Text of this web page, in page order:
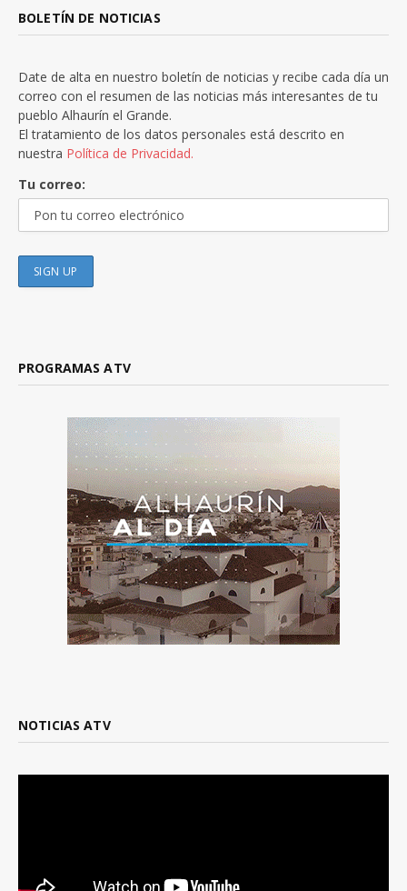
BOLETÍN DE NOTICIAS
Date de alta en nuestro boletín de noticias y recibe cada día un
correo con el resumen de las noticias más interesantes de tu
pueblo Alhaurín el Grande.
El tratamiento de los datos personales está descrito en
nuestra Política de Privacidad.
Tu correo:
PROGRAMAS ATV
NOTICIAS ATV